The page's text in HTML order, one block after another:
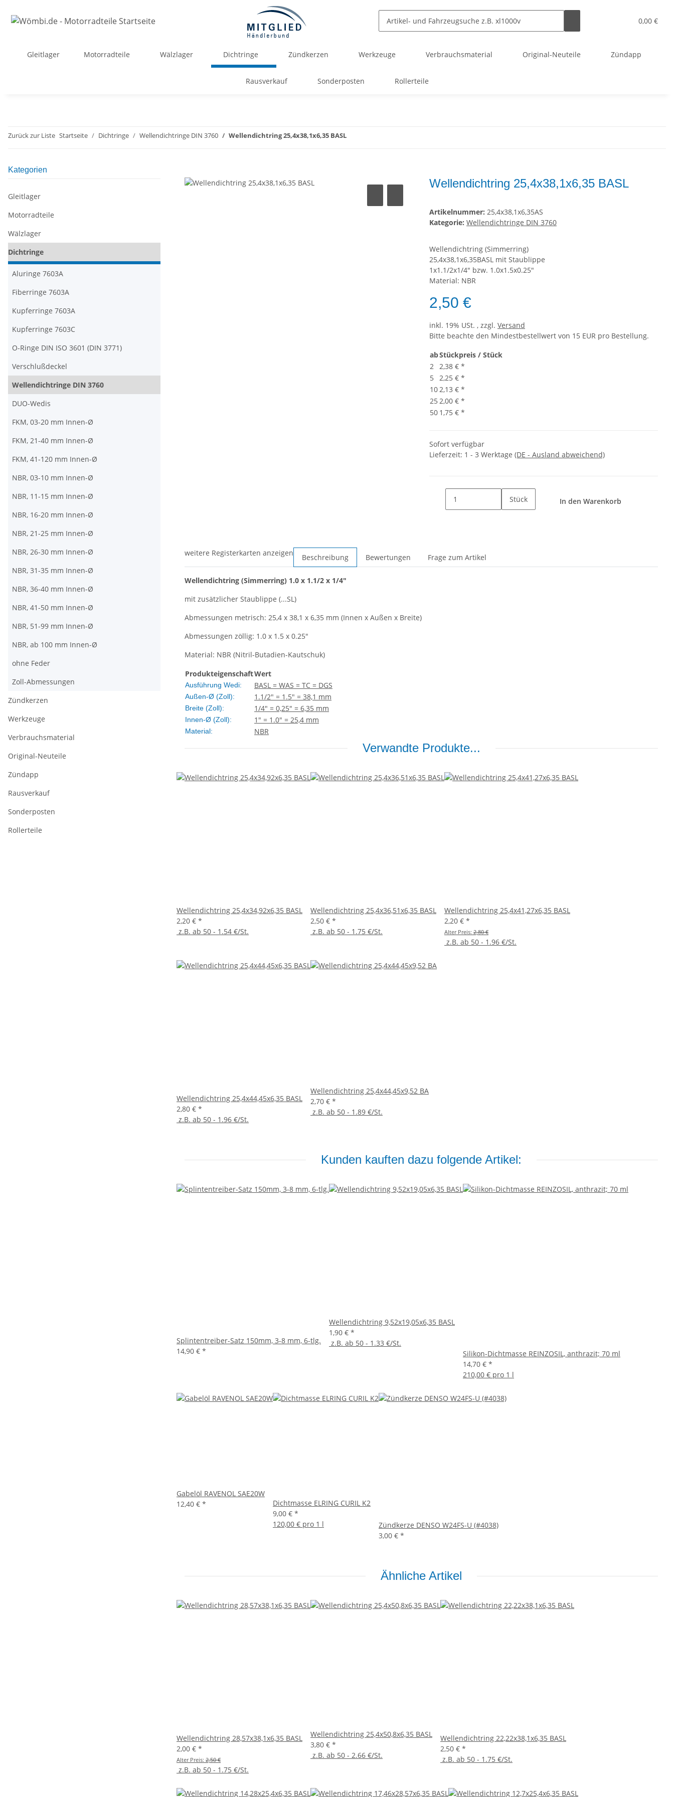
0,00 €
Gleitlager Motorradteile Wälzlager Dichtringe Zündkerzen Werkzeuge Verbrauchsmaterial Original-Neuteile Zündapp
Rausverkauf Sonderposten Rollerteile
Zurück zur Liste Startseite Dichtringe Wellendichtringe DIN 3760 Wellendichtring 25,4x38,1x6,35 BASL
Wellendichtring 25,4x38,1x6,35 BASL
Artikelnummer: 25,4x38,1x6,35AS
Kategorie: Wellendichtringe DIN 3760
Wellendichtring (Simmerring)
25,4x38,1x6,35BASL mit Staublippe
1x1.1/2x1/4" bzw. 1.0x1.5x0.25"
Material: NBR
2,50 €
inkl. 19% USt. , zzgl. Versand
Bitte beachte den Mindestbestellwert von 15 EUR pro Bestellung.
abStückpreis / Stück
2 2,38 € *
5
2,25 € *
102,13 € *
25 2,00 € *
50 1,75 € *
Sofort verfügbar
Lieferzeit: 1 - 3 Werktage (DE - Ausland abweichend)
Stück In den Warenkorb
weitere Registerkarten anzeigen Beschreibung Bewertungen Frage zum Artikel
Wellendichtring (Simmerring) 1.0 x 1.1/2 x 1/4"
mit zusätzlicher Staublippe (...SL)
Abmessungen metrisch: 25,4 x 38,1 x 6,35 mm (Innen x Außen x Breite)
Abmessungen zöllig: 1.0 x 1.5 x 0.25"
Material: NBR (Nitril-Butadien-Kautschuk)
ProdukteigenschaftWert
Ausführung Wedi: BASL = WAS = TC = DGS
Außen-Ø (Zoll): 1.1/2" = 1.5" = 38,1 mm
Breite (Zoll): 1/4" = 0,25" = 6,35 mm
Innen-Ø (Zoll): 1" = 1.0" = 25,4 mm
Material: NBR
Verwandte Produkte...
Wellendichtring 25,4x34,92x6,35 BASL
2,20 € *
z.B. ab 50 - 1.54 €/St.
Wellendichtring 25,4x36,51x6,35 BASL
2,50 € *
z.B. ab 50 - 1.75 €/St.
Wellendichtring 25,4x41,27x6,35 BASL
2,20 € *
Alter Preis: 2,80 €
z.B. ab 50 - 1.96 €/St.
Wellendichtring 25,4x44,45x6,35 BASL
2,80 € *
z.B. ab 50 - 1.96 €/St.
Wellendichtring 25,4x44,45x9,52 BA
2,70 € *
z.B. ab 50 - 1.89 €/St.
Kunden kauften dazu folgende Artikel:
Splintentreiber-Satz 150mm, 3-8 mm, 6-tlg.
14,90 € *
Wellendichtring 9,52x19,05x6,35 BASL
1,90 € *
z.B. ab 50 - 1.33 €/St.
Silikon-Dichtmasse REINZOSIL, anthrazit; 70 ml
14,70 € *
210,00 € pro 1 l
Gabelöl RAVENOL SAE20W
12,40 € *
Dichtmasse ELRING CURIL K2
9,00 € *
120,00 € pro 1 l
Zündkerze DENSO W24FS-U (#4038)
3,00 € *
Ähnliche Artikel
Wellendichtring 28,57x38,1x6,35 BASL
2,00 € *
Alter Preis: 2,50 €
z.B. ab 50 - 1.75 €/St.
Wellendichtring 25,4x50,8x6,35 BASL
3,80 € *
z.B. ab 50 - 2.66 €/St.
Wellendichtring 22,22x38,1x6,35 BASL
2,50 € *
z.B. ab 50 - 1.75 €/St.
Kategorien
Gleitlager
Motorradteile
Wälzlager
Dichtringe
Aluringe 7603A
Fiberringe 7603A
Kupferringe 7603A
Kupferringe 7603C
O-Ringe DIN ISO 3601 (DIN 3771)
Verschlußdeckel
Wellendichtringe DIN 3760
DUO-Wedis
FKM, 03-20 mm Innen-Ø
FKM, 21-40 mm Innen-Ø
FKM, 41-120 mm Innen-Ø
NBR, 03-10 mm Innen-Ø
NBR, 11-15 mm Innen-Ø
NBR, 16-20 mm Innen-Ø
NBR, 21-25 mm Innen-Ø
NBR, 26-30 mm Innen-Ø
NBR, 31-35 mm Innen-Ø
NBR, 36-40 mm Innen-Ø
NBR, 41-50 mm Innen-Ø
NBR, 51-99 mm Innen-Ø
NBR, ab 100 mm Innen-Ø
ohne Feder
Zoll-Abmessungen
Zündkerzen
Werkzeuge
Verbrauchsmaterial
Original-Neuteile
Zündapp
Rausverkauf
Sonderposten
Rollerteile